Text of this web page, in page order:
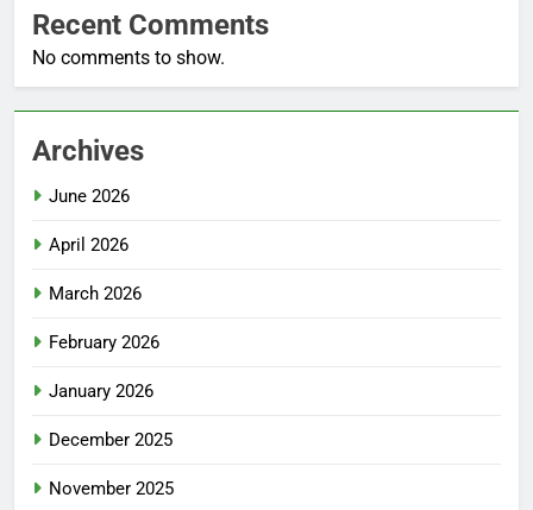
Recent Comments
No comments to show.
Archives
June 2026
April 2026
March 2026
February 2026
January 2026
December 2025
November 2025